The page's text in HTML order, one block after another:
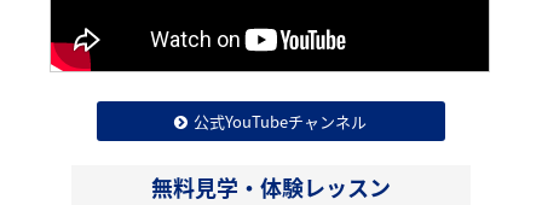
公式YouTubeチャンネル
無料見学・体験レッスン